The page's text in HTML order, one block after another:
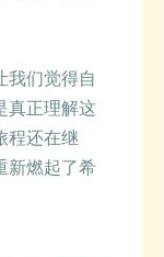
我们觉得自
真正理解这
程还在继
新燃起了希